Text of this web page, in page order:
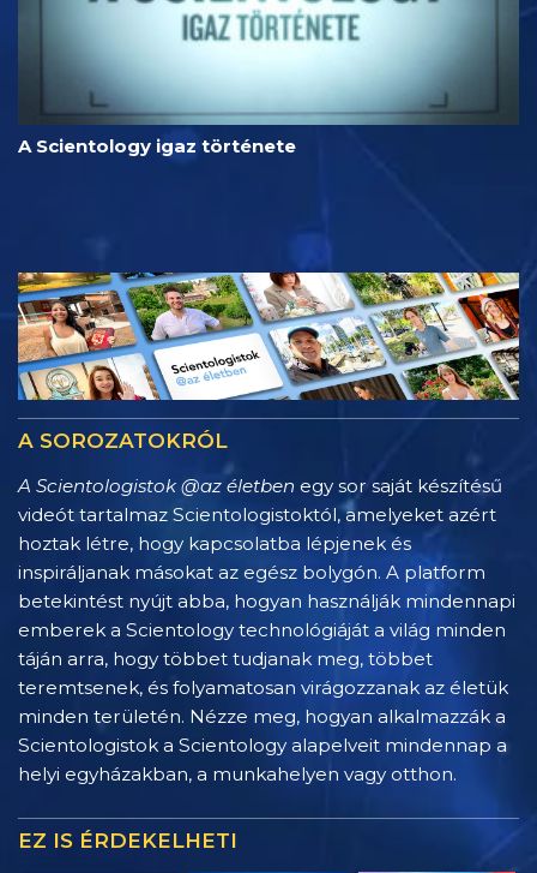
A Scientology igaz története
A SOROZATOKRÓL
A Scientologistok @az életben egy sor saját készítésű
videót tartalmaz Scientologistoktól, amelyeket azért
hoztak létre, hogy kapcsolatba lépjenek és
inspiráljanak másokat az egész bolygón. A platform
betekintést nyújt abba, hogyan használják mindennapi
emberek a Scientology technológiáját a világ minden
táján arra, hogy többet tudjanak meg, többet
teremtsenek, és folyamatosan virágozzanak az életük
minden területén. Nézze meg, hogyan alkalmazzák a
Scientologistok a Scientology alapelveit mindennap a
helyi egyházakban, a munkahelyen vagy otthon.
EZ IS ÉRDEKELHETI